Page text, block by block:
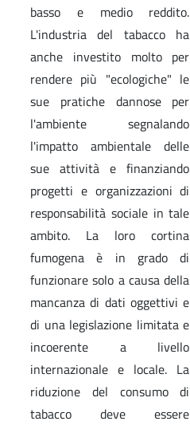
basso e medio reddito.
L'industria del tabacco ha
anche investito molto per
rendere più "ecologiche" le
sue pratiche dannose per
l'ambiente segnalando
l'impatto ambientale delle
sue attività e finanziando
progetti e organizzazioni di
responsabilità sociale in tale
ambito. La loro cortina
fumogena è in grado di
funzionare solo a causa della
mancanza di dati oggettivi e
di una legislazione limitata e
incoerente a livello
internazionale e locale. La
riduzione del consumo di
tabacco deve essere